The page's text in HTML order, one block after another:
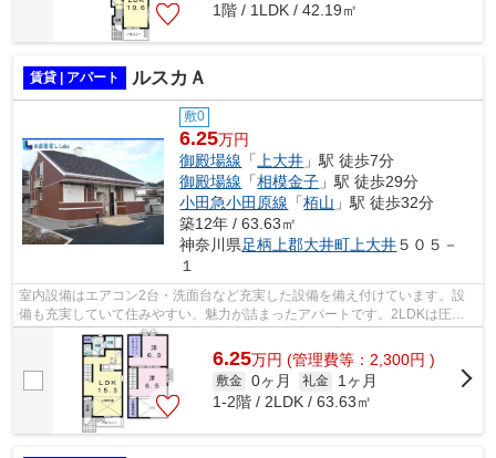
1階 / 1LDK / 42.19㎡
賃貸 | アパート ルスカＡ
敷0
6.25万円
御殿場線 「 上大井 」駅 徒歩7分
御殿場線 「相模金子 」駅 徒歩29分
小田急小田原線 「栢山 」駅 徒歩32分
築12年 / 63.63㎡
神奈川県足柄上郡大井町 上大井５０５－
１
室内設備はエアコン2台・洗面台など充実した設備を備え付けています。設
備も充実していて住みやすい、魅力が詰まったアパートです。2LDKは圧迫
感を感じさせず、広く開放的な空間を作り...
6.25万円 (管理費等：2,300円 )
敷金 0ヶ月 礼金
1ヶ月
1-2階 / 2LDK / 63.63㎡